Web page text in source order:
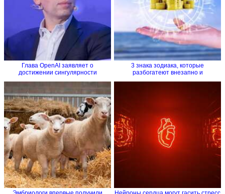
Глава OpenAI заявляет о
достижении сингулярности
3 знака зодиака, которые
разбогатеют внезапно и